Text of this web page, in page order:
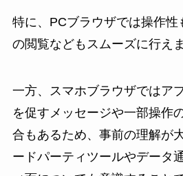
特に、PCブラウザでは操作性
の閲覧などもスムーズに行えま
一方、スマホブラウザではア
を促すメッセージや一部操作
合もあるため、事前の理解が
ードパーティツールやデータ